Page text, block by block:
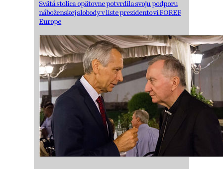
Svätá stolica opätovne potvrdila svoju podporu
náboženskej slobody v liste prezidentovi FOREF
Europe